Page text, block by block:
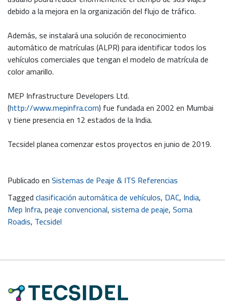
debido a la mejora en la organización del flujo de tráfico.
Además, se instalará una solución de reconocimiento
automático de matrículas (ALPR) para identificar todos los
vehículos comerciales que tengan el modelo de matrícula de
color amarillo.
MEP Infrastructure Developers Ltd.
(http://www.mepinfra.com) fue fundada en 2002 en Mumbai
y tiene presencia en 12 estados de la India.
Tecsidel planea comenzar estos proyectos en junio de 2019.
Publicado enSistemas de Peaje & ITS Referencias
Taggedclasificación automática de vehículos, DAC, India,
Mep Infra,peaje convencional,sistema de peaje,Soma
Roadis, Tecsidel